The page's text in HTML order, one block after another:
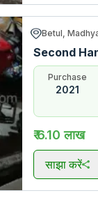
Betul,
Second
Purchase
2021
₹ 6.10 लाख
साझा करें